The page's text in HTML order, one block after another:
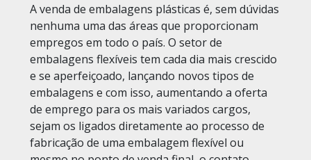
A venda de embalagens plásticas é, sem dúvidas
nenhuma uma das áreas que proporcionam
empregos em todo o país. O setor de
embalagens flexíveis tem cada dia mais crescido
e se aperfeiçoado, lançando novos tipos de
embalagens e com isso, aumentando a oferta
de emprego para os mais variados cargos,
sejam os ligados diretamente ao processo de
fabricação de uma embalagem flexível ou